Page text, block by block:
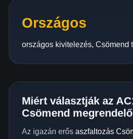
Országos
országos kivitelezés, Csömend
Miért választják az
Csömend
Az igazán erős aszfaltozás